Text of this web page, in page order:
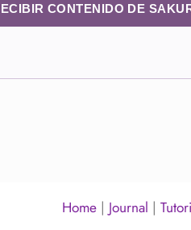
CONTENIDO DE
Home| Journal |